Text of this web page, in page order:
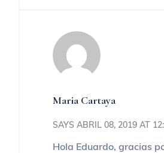
Maria Cartaya
SAYS ABRIL 08, 2019 AT
Hola Eduardo, gracias